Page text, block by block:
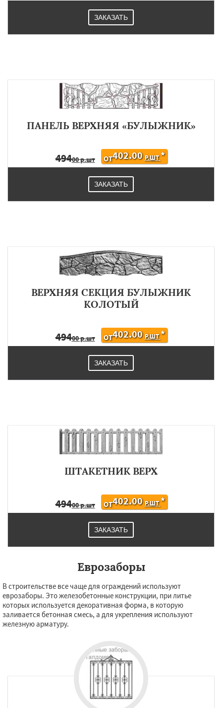
ЗАКАЗАТЬ
ПАНЕЛЬ ВЕРХНЯЯ «БУЛЫЖНИК»
49400 р.шт ОТ402.00 Р.ШТ*
ЗАКАЗАТЬ
ВЕРХНЯЯ СЕКЦИЯ БУЛЫЖНИК
КОЛОТЫЙ
49400 р.шт ОТ402.00 Р.ШТ*
ЗАКАЗАТЬ
ШТАКЕТНИК ВЕРХ
49400 р.шт ОТ402.00 Р.ШТ*
ЗАКАЗАТЬ
Еврозаборы
В строительстве все чаще для ограждений используют
еврозаборы. Это железобетонные конструкции, при литье
которых используется декоративная форма, в которую
заливается бетонная смесь, а для укрепления используют
железную арматуру.